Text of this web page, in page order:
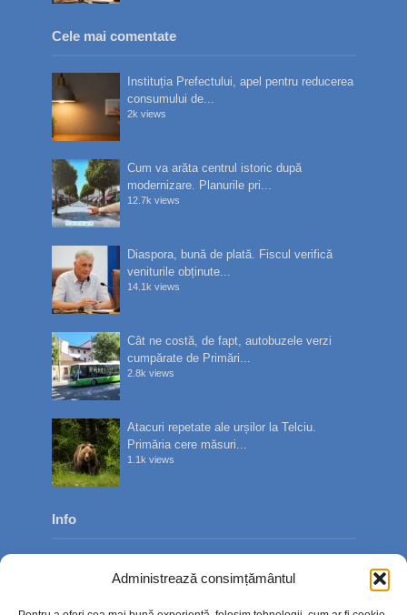
Administrează consimțământul
Cele mai comentate
Instituția Prefectului, apel pentru reducerea
consumului de...
2k views
Cum va arăta centrul istoric după
modernizare. Planurile pri...
12.7k views
Diaspora, bună de plată. Fiscul verifică
veniturile obținute...
14.1k views
Cât ne costă, de fapt, autobuzele verzi
cumpărate de Primări...
2.8k views
Atacuri repetate ale urșilor la Telciu.
Primăria cere măsuri...
1.1k views
Info